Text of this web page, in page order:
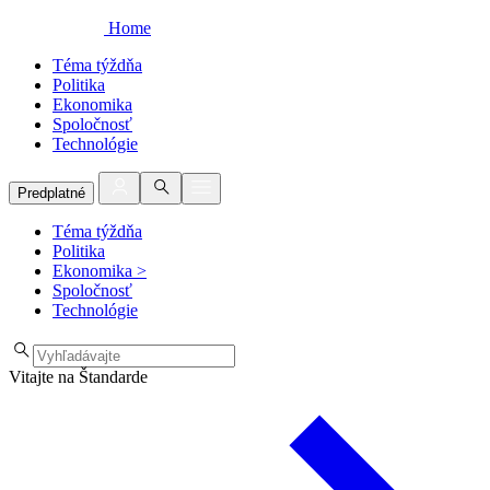
Home
Téma týždňa
Politika
Ekonomika
Spoločnosť
Technológie
Predplatné
Téma týždňa
Politika
Ekonomika >
Spoločnosť
Technológie
Vitajte na Štandarde